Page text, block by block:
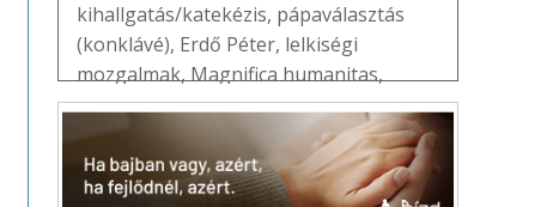
kihallgatás/katekézis, pápaválasztás
(konklávé), Erdő Péter, lelkiségi
mozgalmak,Magnifica humanitas,
Útravaló